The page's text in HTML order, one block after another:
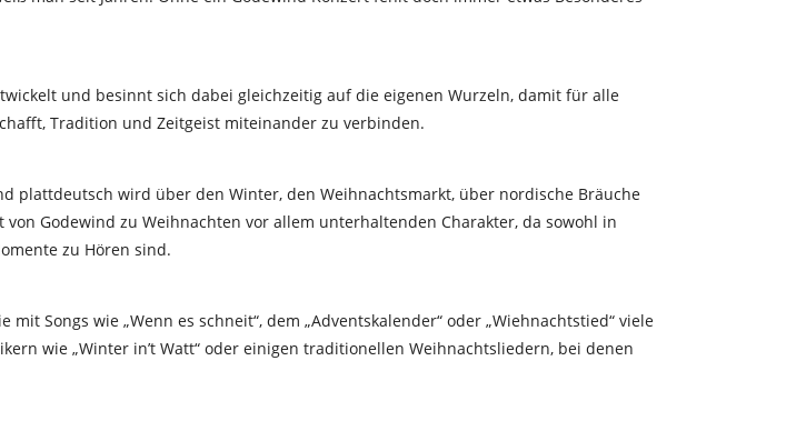
und besinnt sich dabei gleichzeitig auf die eigenen Wurzeln, damit für alle
Tradition und Zeitgeist miteinander zu verbinden.
plattdeutsch wird über den Winter, den Weihnachtsmarkt, über nordische Bräuche
Godewind zu Weihnachten vor allem unterhaltenden Charakter, da sowohl in
zu Hören sind.
Songs wie „Wenn es schneit“, dem „Adventskalender“ oder „Wiehnachtstied“ viele
wie „Winter in’t Watt“ oder einigen traditionellen Weihnachtsliedern, bei denen